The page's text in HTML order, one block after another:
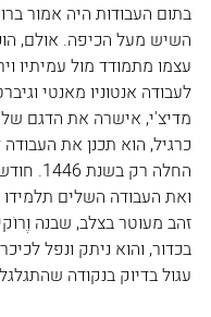
בתום העבודות היה אמור
השיש מעל הכיפה. אולם,
עצמו מתמודד מול עמיתיו
לעבודה אנטוניו מאנטי
מדיצ'י, אישרה את הדגם של
כרגיל, הוא תכנן את
החלה
ואת העבודה השלים
בכדור, והוא ניתק ונפל
עגול בדיוק בנקודה